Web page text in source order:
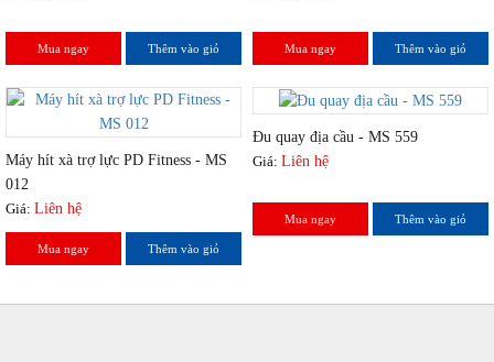
Mua ngay Thêm vào giỏ Mua ngay Thêm vào giỏ
Máy hít xà trợ lực PD Fitness - MS
012
Giá: Liên hệ
Mua ngay Thêm vào giỏ
Đu quay địa cầu - MS 559
Giá: Liên hệ
Mua ngay Thêm vào giỏ